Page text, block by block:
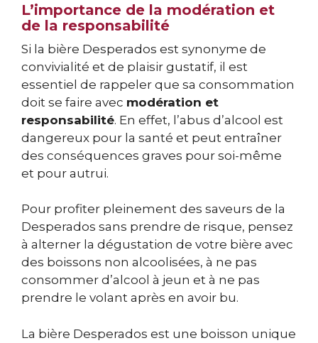
L’importance de la modération et
de la responsabilité
Si la bière Desperados est synonyme de
convivialité et de plaisir gustatif, il est
essentiel de rappeler que sa consommation
doit se faire avec modération et
responsabilité. En effet, l’abus d’alcool est
dangereux pour la santé et peut entraîner
des conséquences graves pour soi-même
et pour autrui.
Pour profiter pleinement des saveurs de la
Desperados sans prendre de risque, pensez
à alterner la dégustation de votre bière avec
des boissons non alcoolisées, à ne pas
consommer d’alcool à jeun et à ne pas
prendre le volant après en avoir bu.
La bière Desperados est une boisson unique